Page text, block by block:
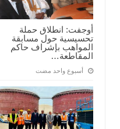
أوجفت: انطلاق حملة
تحسيسية حول مسابقة
المواهب بإشراف حاكم
المقاطعة…
‏أسبوع واحد مضت